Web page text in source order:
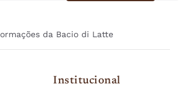
da Bacio di Latte
Institucional